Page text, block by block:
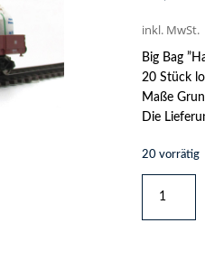
inkl. MwSt.
Big Bag
20 Stück
Maße
Die
20 vorrätig
11520
M